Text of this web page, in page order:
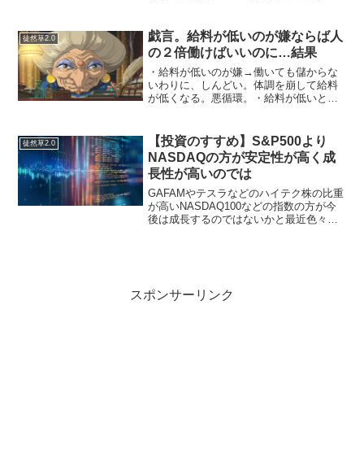
とか、社長がゲームセンターあらしのネ
タでCOBOLの...
徒然草2.0
戯言。給料が低いのが嫌ならば人
の２倍働けばいいのに…結果
・給料が低いのが嫌→働いても儲からな
いわりに、しんどい。体調を崩して給料
が低くなる。悪循環。・給料が低いとい
かな。で結局、文句をあまり言わない人
を、そこそこ活用する方向...
徒然草2.0
【投資のすすめ】S&P500より
NASDAQの方が安定性が高く成
長性が高いのでは
GAFAMやテスラなどのハイテク株の比重
が高いNASDAQ100などの指数の方が今
後は成長するのではないかと最近色々と
スポンサーリンク